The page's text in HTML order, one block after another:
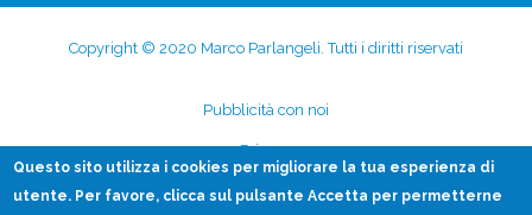
Copyright © 2020 Marco Parlangeli. Tutti i diritti riservati
menu
Pubblicità con noi
Privacy
Disclaimer
Questo sito utilizza i cookies per migliorare la tua esperienza di
utente. Per favore, clicca sul pulsante Accetta per permetterne